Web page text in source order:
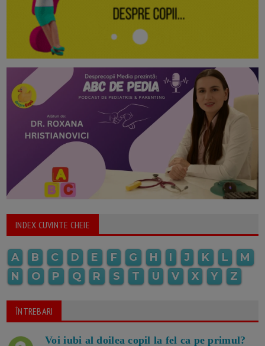
INDEX CUVINTE CHEIE
A B C D E F G H I J K L
M
N
O P Q R S T U V X Y Z
ÎNTREBARI
Voi iubi al doilea copil la fel ca pe primul?